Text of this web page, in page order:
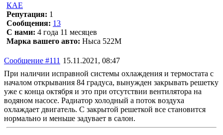
КАЕ
Репутация: 1
Сообщения: 13
С нами: 4 года 11 месяцев
Марка вашего авто: Ныса 522М
Сообщение #111 15.11.2021, 08:47
При наличии исправной системы охлаждения и термостата с
началом открывания 84 градуса, вынужден закрывать решетку
уже с конца октября и это при отсутствии вентилятора на
водяном насосе. Радиатор холодный а поток воздуха
охлаждает двигатель. С закрытой решеткой все становится
нормально и меньше задувает в салон.